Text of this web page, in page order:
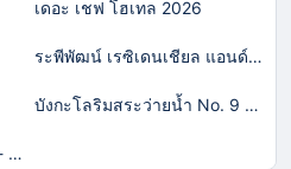
เดอะ เชฟ โฮเทล 2026
ระพีพัฒน์ เรซิเดนเชียล แอนด์ รีสอร์ท
บังกะโลริมสระว่ายน้ำ No. 9 (วอกตั้ม)
กรุ๊ป เฟรนลี่ วิลล่า นิวลี่ เดค - พูล เคทีวี แอนดื บาร์บีคิว